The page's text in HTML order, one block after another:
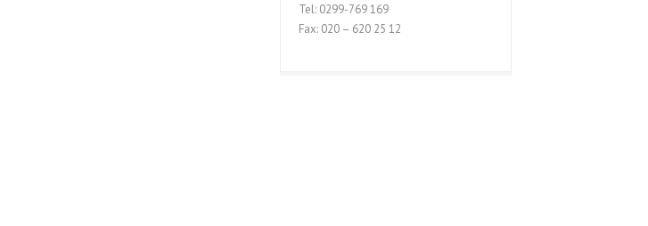
Tel: 0299-769 169
Fax: 020 – 620 25 12